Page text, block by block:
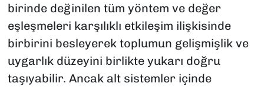
birinde değinilen tüm yöntem ve değer
eşleşmeleri karşılıklı etkileşim ilişkisinde
birbirini besleyerek toplumun gelişmişlik ve
uygarlık düzeyini birlikte yukarı doğru
taşıyabilir. Ancak alt sistemler içinde